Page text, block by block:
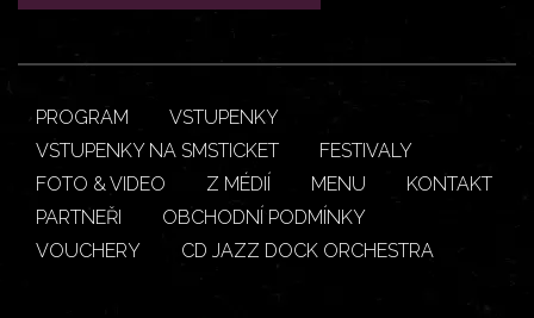
PROGRAM
VSTUPENKY
VSTUPENKY NA SMSTICKET
FESTIVALY
FOTO & VIDEO
Z MÉDIÍ MENU
KONTAKT
PARTNEŘI
OBCHODNÍ PODMÍNKY
VOUCHERY
CD JAZZ DOCK ORCHESTRA